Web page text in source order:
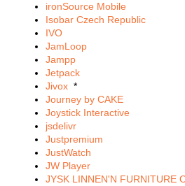
ironSource Mobile
Isobar Czech Republic
IVO
JamLoop
Jampp
Jetpack
Jivox *
Journey by CAKE
Joystick Interactive
jsdelivr
Justpremium
JustWatch
JW Player
JYSK LINNEN'N FURNITURE